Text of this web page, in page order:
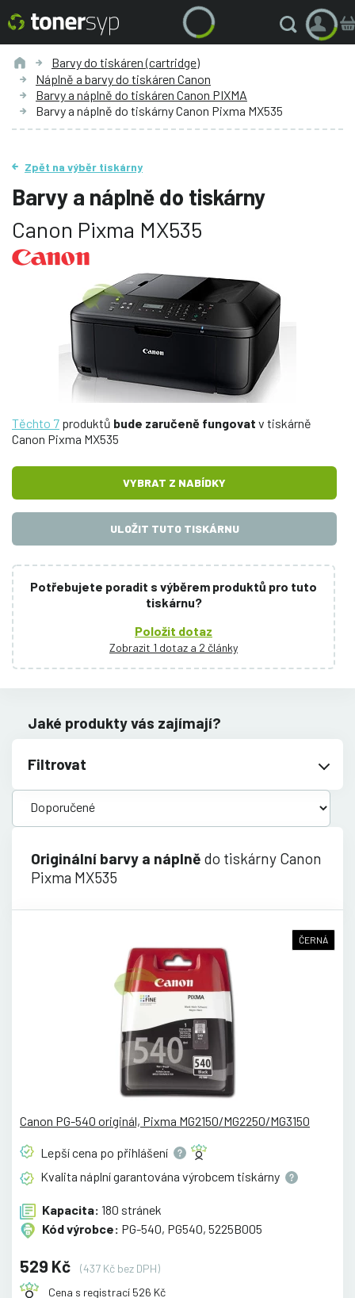
Barvy do tiskáren (cartridge)
Náplně a barvy do tiskáren Canon
Barvy a náplně do tiskáren Canon PIXMA
Barvy a náplně do tiskárny Canon Pixma MX535
Zpět na výběr tiskárny
Barvy a náplně do tiskárny
Canon Pixma MX535
Těchto 7 produktů bude zaručeně fungovat v tiskárně
Canon Pixma MX535
VYBRAT Z NABÍDKY
ULOŽIT TUTO TISKÁRNU
Potřebujete poradit s výběrem produktů pro tuto
tiskárnu?
Položit dotaz
Zobrazit 1 dotaz a 2 články
Jaké produkty vás zajímají?
Filtrovat
Originální barvy a náplně do tiskárny Canon
Pixma MX535
ČERNÁ
Canon PG-540 originál, Pixma MG2150/MG2250/MG3150
Lepší cena po přihlášení
Kvalita náplní garantována výrobcem tiskárny
Kapacita: 180 stránek
Kód výrobce: PG-540, PG540, 5225B005
529 Kč
(437 Kč bez DPH)
Cena s registrací 526 Kč